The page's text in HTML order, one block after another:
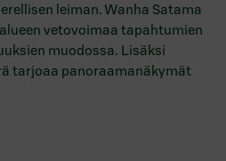
leiman. Wanha Satama
vetovoimaa tapahtumien
muodossa. Lisäksi
tarjoaa panoraamanäkymät